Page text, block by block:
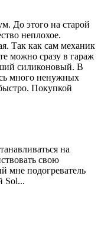
До этого на старой
неплохое.
Так как сам механик
можно сразу в гараж
силиконовый. В
много ненужных
Покупкой
на
свою
мне подогреватель
Sol...